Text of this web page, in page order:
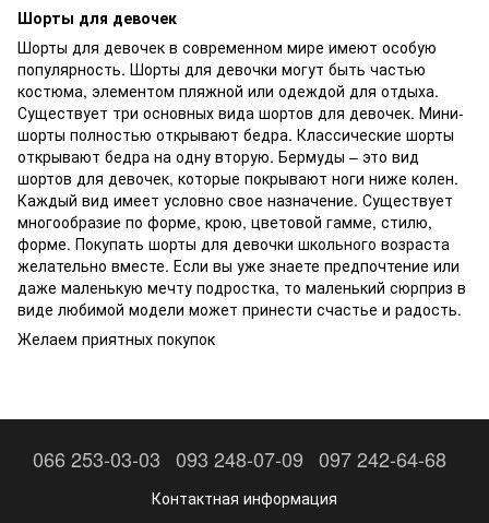
Шорты для девочек
Шорты для девочек в современном мире имеют особую
популярность. Шорты для девочки могут быть частью
костюма, элементом пляжной или одеждой для отдыха.
Существует три основных вида шортов для девочек. Мини-
шорты полностью открывают бедра. Классические шорты
открывают бедра на одну вторую. Бермуды – это вид
шортов для девочек, которые покрывают ноги ниже колен.
Каждый вид имеет условно свое назначение. Существует
многообразие по форме, крою, цветовой гамме, стилю,
форме. Покупать шорты для девочки школьного возраста
желательно вместе. Если вы уже знаете предпочтение или
даже маленькую мечту подростка, то маленький сюрприз в
виде любимой модели может принести счастье и радость.
Желаем приятных покупок
066 253-03-03 093 248-07-09 097 242-64-68
Контактная информация